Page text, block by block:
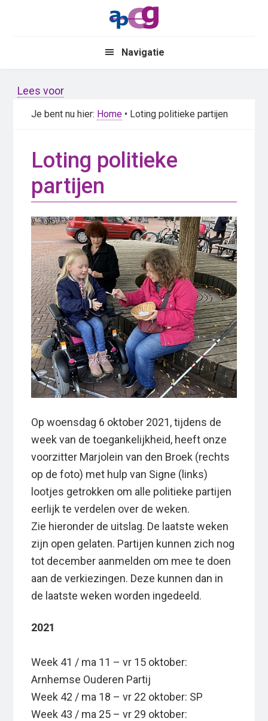
Navigatie
Lees voor
Je bent nu hier: Home • Loting politieke partijen
Loting politieke
partijen
Op woensdag 6 oktober 2021, tijdens de
week van de toegankelijkheid, heeft onze
voorzitter Marjolein van den Broek (rechts
op de foto) met hulp van Signe (links)
lootjes getrokken om alle politieke partijen
eerlijk te verdelen over de weken.
Zie hieronder de uitslag. De laatste weken
zijn open gelaten. Partijen kunnen zich nog
tot december aanmelden om mee te doen
aan de verkiezingen. Deze kunnen dan in
de laatste weken worden ingedeeld.
2021
Week 41 / ma 11 – vr 15 oktober:
Arnhemse Ouderen Partij
Week 42 / ma 18 – vr 22 oktober: SP
Week 43 / ma 25 – vr 29 oktober: